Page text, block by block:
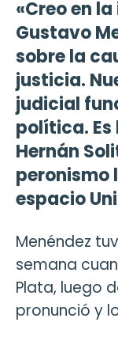
«Creo en
Gustavo
sobre la
justicia.
judicial
política.
Hernán
peronismo
espacio
Menéndez
semana
Plata, luego
pronunció y